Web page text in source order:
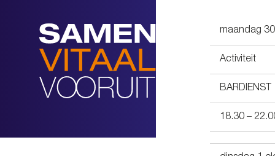
maandag
Activiteit
BARDIENST
18.30 –